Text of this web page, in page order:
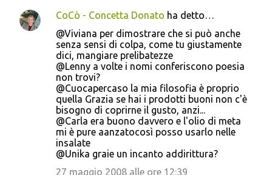
CoCò - Concetta Donato ha detto…
@Viviana per dimostrare che si può anche
senza sensi di colpa, come tu giustamente
dici, mangiare prelibatezze
@Lenny a volte i nomi conferiscono poesia
non trovi?
@Cuocapercaso la mia filosofia è proprio
quella Grazia se hai i prodotti buoni non c'è
bisogno di coprirne il gusto, anzi...
@Carla era buono davvero e l'olio di meta
mi è pure aanzatocosì posso usarlo nelle
insalate
@Unika graie un incanto addirittura?
27 maggio 2008 alle ore 12:39